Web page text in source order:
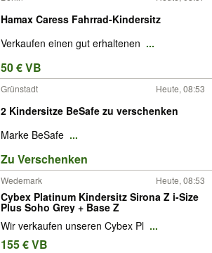
Hamax Caress Fahrrad-Kindersitz
Verkaufen einen gut erhaltenen ...
50 € VB
Grünstadt Heute, 08:53
2 Kindersitze BeSafe zu verschenken
Marke BeSafe ...
Zu Verschenken
Wedemark Heute, 08:53
Cybex Platinum Kindersitz Sirona Z i-Size
Plus Soho Grey + Base Z
Wir verkaufen unseren Cybex Pl ...
155 € VB